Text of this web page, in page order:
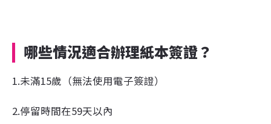
哪些情況適合辦理紙本簽證？
1.未滿15歲（無法使用電子簽證）
2.停留時間在59天以內